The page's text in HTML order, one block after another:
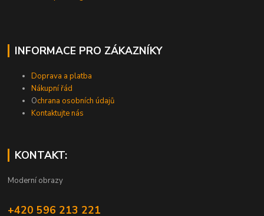
INFORMACE PRO ZÁKAZNÍKY
Doprava a platba
Nákupní řád
Ochrana osobních údajů
Kontaktujte nás
KONTAKT:
Moderní obrazy
+420 596 213 221